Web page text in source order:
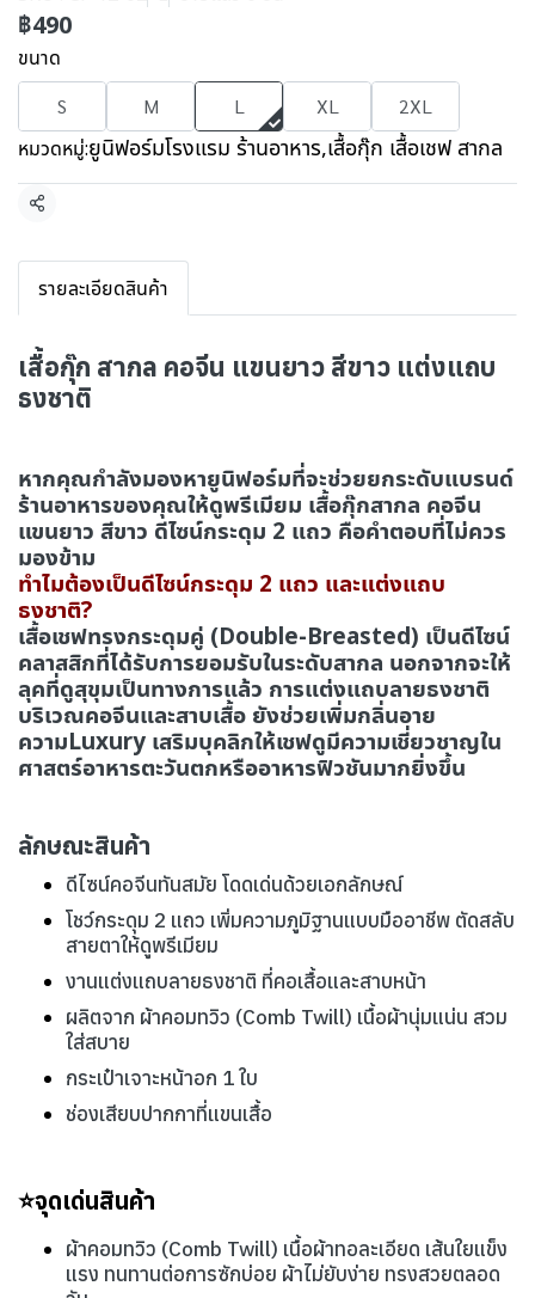
฿490
ขนาด
S M L XL 2XL
หมวดหมู่:ยูนิฟอร์มโรงแรม ร้านอาหาร,เสื้อกุ๊ก เสื้อเชฟ สากล
แชร์
รายละเอียดสินค้า
เสื้อกุ๊ก สากล คอจีน แขนยาว สีขาว แต่งแถบ
ธงชาติ
หากคุณกำลังมองหายูนิฟอร์มที่จะช่วยยกระดับแบรนด์
ร้านอาหารของคุณให้ดูพรีเมียม เสื้อกุ๊กสากล คอจีน
แขนยาว สีขาว ดีไซน์กระดุม 2 แถว คือคำตอบที่ไม่ควร
มองข้าม
ทำไมต้องเป็นดีไซน์กระดุม 2 แถว และแต่งแถบ
ธงชาติ?
เสื้อเชฟทรงกระดุมคู่ (Double-Breasted) เป็นดีไซน์
คลาสสิกที่ได้รับการยอมรับในระดับสากล นอกจากจะให้
ลุคที่ดูสุขุมเป็นทางการแล้ว การแต่งแถบลายธงชาติ
บริเวณคอจีนและสาบเสื้อ ยังช่วยเพิ่มกลิ่นอาย
ความLuxury เสริมบุคลิกให้เชฟดูมีความเชี่ยวชาญใน
ศาสตร์อาหารตะวันตกหรืออาหารฟิวชันมากยิ่งขึ้น
ลักษณะสินค้า
ดีไซน์คอจีนทันสมัย โดดเด่นด้วยเอกลักษณ์
โชว์กระดุม 2 แถว เพิ่มความภูมิฐานแบบมืออาชีพ ตัดสลับ
สายตาให้ดูพรีเมียม
งานแต่งแถบลายธงชาติ ที่คอเสื้อและสาบหน้า
ผลิตจาก ผ้าคอมทวิว (Comb Twill) เนื้อผ้านุ่มแน่น สวม
ใส่สบาย
กระเป๋าเจาะหน้าอก 1 ใบ
ช่องเสียบปากกาที่แขนเสื้อ
⭐จุดเด่นสินค้า
ผ้าคอมทวิว (Comb Twill) เนื้อผ้าทอละเอียด เส้นใยแข็ง
แรง ทนทานต่อการซักบ่อย ผ้าไม่ยับง่าย ทรงสวยตลอด